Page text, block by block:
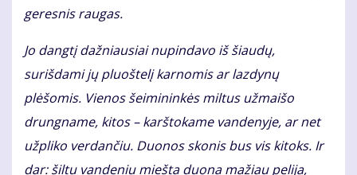
geresnis raugas.
Jo dangtį dažniausiai nupindavo iš šiaudų,
surišdami jų pluoštelį karnomis ar lazdynų
plėšomis. Vienos šeimininkės miltus užmaišo
drungname, kitos – karštokame vandenyje, ar net
užpliko verdančiu. Duonos skonis bus vis kitoks. Ir
dar: šiltu vandeniu miešta duona mažiau pelija,